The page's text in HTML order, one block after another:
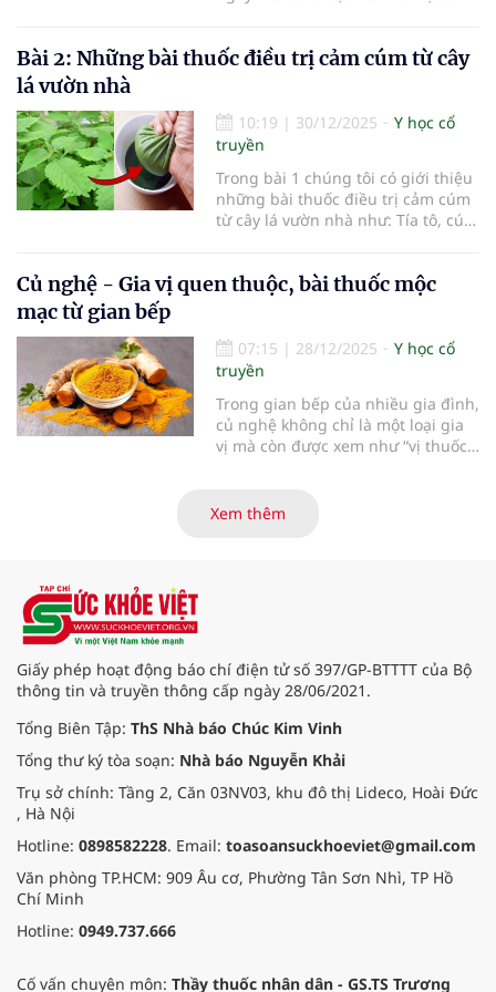
lâu, ngải cứu đã được sử dụng để
các chứng bệnh liên quan đến
nhiễm lạnh và rối loạn khí huyết.
Bài 2: Những bài thuốc điều trị cảm cúm từ cây
lá vườn nhà
10:19 | 30/12/2025
Y học cổ
truyền
Trong bài 1 chúng tôi có giới thiệu
những bài thuốc điều trị cảm cúm
từ cây lá vườn nhà như: Tía tô, cúc
phá thêm về Chanh và mật ong,
Củ nghệ - Gia vị quen thuộc, bài thuốc mộc
mạc từ gian bếp
07:15 | 28/12/2025
Y học cổ
truyền
Trong gian bếp của nhiều gia đình,
củ nghệ không chỉ là một loại gia
vị mà còn được xem như “vị thuốc”
cho thấy nghệ mang lại không ít
Xem thêm
Giấy phép hoạt động báo chí điện tử số 397/GP-BTTTT của Bộ
thông tin và truyền thông cấp ngày 28/06/2021.
Tổng Biên Tập: ThS Nhà báo Chúc Kim Vinh
Tổng thư ký tòa soạn: Nhà báo Nguyễn Khải
Trụ sở chính: Tầng 2, Căn 03NV03, khu đô thị Lideco, Hoài Đức
, Hà Nội
Hotline: 0898582228. Email: toasoansuckhoeviet@gmail.com
Văn phòng TP.HCM: 909 Âu cơ, Phường Tân Sơn Nhì, TP Hồ
Chí Minh
Hotline: 0949.737.666
Cố vấn chuyên môn: Thầy thuốc nhân dân - GS.TS Trương